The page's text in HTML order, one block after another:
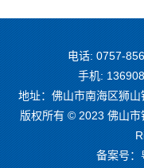
电话: 0757-
手机:
地址：佛山市南海区狮
版权所有 © 2023 佛山
备案号：